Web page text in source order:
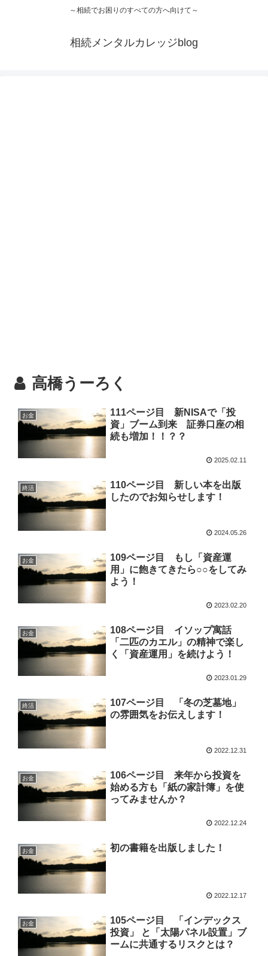
～相続でお困りのすべての方へ向けて～
相続メンタルカレッジblog
高橋うーろく
お金
111ページ目 新NISAで「投
資」ブーム到来 証券口座の相
続も増加！！？？
2025.02.11
終活
110ページ目 新しい本を出版
したのでお知らせします！
2024.05.26
お金
109ページ目 もし「資産運
用」に飽きてきたら○○をしてみ
よう！
2023.02.20
お金
108ページ目 イソップ寓話
「二匹のカエル」の精神で楽し
く「資産運用」を続けよう！
2023.01.29
終活
107ページ目 「冬の芝墓地」
の雰囲気をお伝えします！
2022.12.31
お金
106ページ目 来年から投資を
始める方も「紙の家計簿」を使
ってみませんか？
2022.12.24
お金 初の書籍を出版しました！
2022.12.17
お金
105ページ目 「インデックス
投資」 と「太陽パネル設置」ブ
ームに共通するリスクとは？